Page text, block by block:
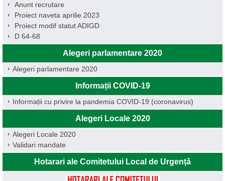
Anunt recrutare
Proiect naveta aprilie 2023
Proiect modif statut ADIGD
D 64-68
Alegeri parlamentare 2020
Alegeri parlamentare 2020
Informații COVID-19
Informații cu privire la pandemia COVID-19 (coronavirus)
Alegeri Locale 2020
Alegeri Locale 2020
Validari mandate
Hotarari ale Comitetului Local de Urgență